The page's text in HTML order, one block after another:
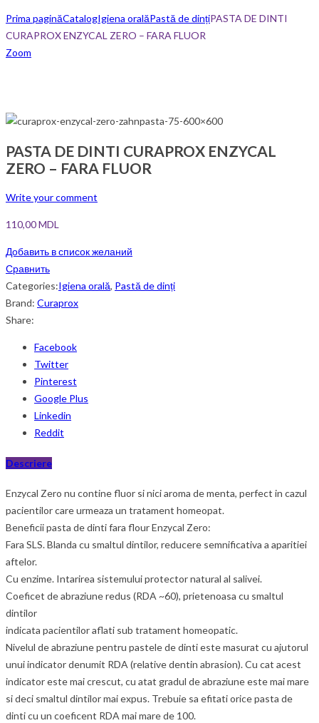
Prima paginăCatalogIgiena oralăPastă de dințiPASTA DE DINTI
CURAPROX ENZYCAL ZERO – FARA FLUOR
Zoom
PASTA DE DINTI CURAPROX ENZYCAL
ZERO – FARA FLUOR
Write your comment
110,00MDL
Добавить в список желаний
Сравнить
Categories:Igiena orală, Pastă de dinți
Brand: Curaprox
Share:
Facebook
Twitter
Pinterest
Google Plus
Linkedin
Reddit
Descriere
Enzycal Zero nu contine fluor si nici aroma de menta, perfect in cazul
pacientilor care urmeaza un tratament homeopat.
Beneficii pasta de dinti fara flour Enzycal Zero:
Fara SLS. Blanda cu smaltul dintilor, reducere semnificativa a aparitiei
aftelor.
Cu enzime. Intarirea sistemului protector natural al salivei.
Coeficet de abraziune redus (RDA ~60), prietenoasa cu smaltul
dintilor
indicata pacientilor aflati sub tratament homeopatic.
Nivelul de abraziune pentru pastele de dinti este masurat cu ajutorul
unui indicator denumit RDA (relative dentin abrasion). Cu cat acest
indicator este mai crescut, cu atat gradul de abraziune este mai mare
si deci smaltul dintilor mai expus. Trebuie sa efitati orice pasta de
dinti cu un coeficent RDA mai mare de 100.